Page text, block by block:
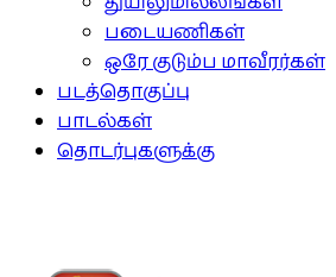
படையணிகள்
ஒரே குடும்ப மாவீரர்கள்
படத்தொகுப்பு
பாடல்கள்
தொடர்புகளுக்கு